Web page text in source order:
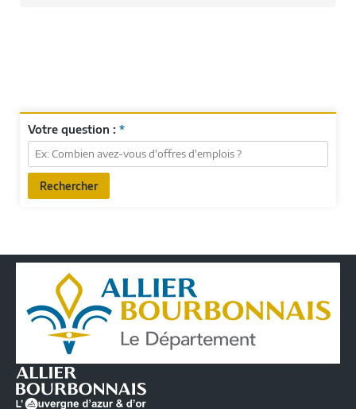
Votre question : *
Rechercher
Conseil
Départemental
de
l'Allier
Infos